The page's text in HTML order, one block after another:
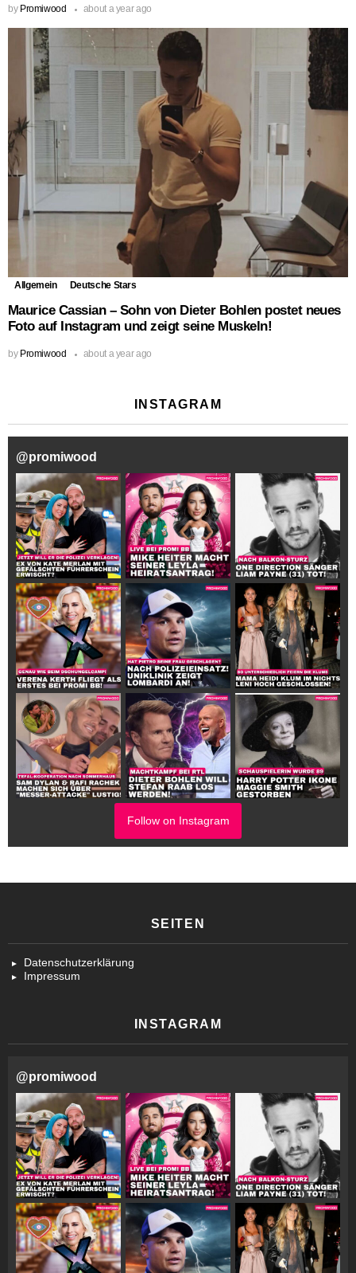
by Promiwood about a year ago
Allgemein Deutsche Stars
Maurice Cassian – Sohn von Dieter Bohlen postet neues
Foto auf Instagram und zeigt seine Muskeln!
by Promiwood about a year ago
INSTAGRAM
@promiwood
Follow on Instagram
SEITEN
Datenschutzerklärung
Impressum
INSTAGRAM
@promiwood